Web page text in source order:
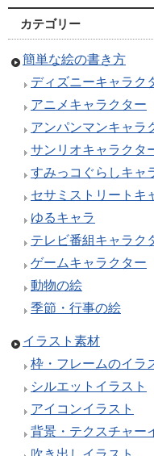
カテゴリー
簡単な絵の書き方
ディズニーキャラク
アニメキャラクター
アンパンマンキャラ
サンリオキャラクタ
すみっコぐらしキャ
セサミストリートキ
ゆるキャラ
テレビ番組キャラク
ゲームキャラクター
動物の絵
季節・行事の絵
イラスト素材
枠・フレームのイラ
シルエットイラスト
アイコンイラスト
背景・テクスチャー